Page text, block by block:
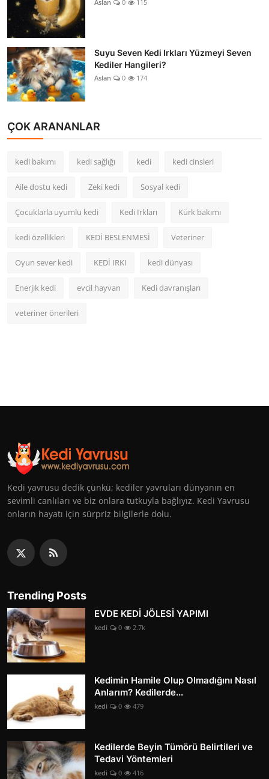
Aslan 0 115
Suyu Seven Kedi Irkları Yüzmeyi Seven
Kediler Hangileri?
Aslan 0 174
ÇOK ARANANLAR
kedi bakımı kedi sağlığı kedi kedi cinsleri
Aile dostu kedi Zeki kedi Sosyal kedi
Çocuklarla uyumlu kedi Kedi Irkları Kürk bakımı
kedi özellikleri KEDİ BESLENMESİ Veteriner
Oyun sever kedi KEDİ IRKI kedi dünyası
Enerjik kedi evcil hayvan Kedi davranışları
veteriner önerileri
Kedi yavrusu dedik çünkü; kediler yavruları dünyanın en
sevimli canlıları ve biz onlara tutkuyla bağlıyız. Kedi Yavrusu
onların hayatı için sürpriz bilgilerle dolu.
Trending Posts
EVDE KEDİ JÖLESİ YAPIMI
kedi 0 2.7k
Kedimin Hamile Olup Olmadığını Nasıl
Anlarım? Kedilerde...
kedi 0 479
Kedilerde Beyin Tümörü Belirtileri ve
Tedavi Yöntemleri
kedi 0 416